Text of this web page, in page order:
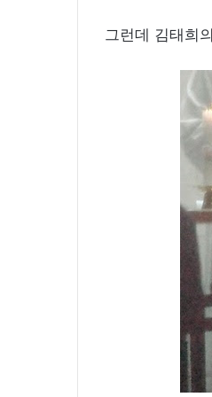
그런데 김태희